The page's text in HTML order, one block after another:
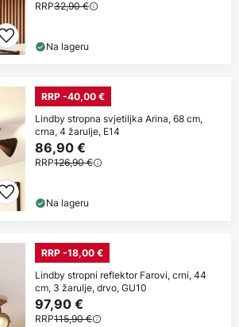
RRP32,90 €
Na lageru
RRP -40,00 €
Lindby stropna svjetiljka Arina, 68 cm,
crna, 4 žarulje, E14
86,90 €
RRP126,90 €
Na lageru
RRP -18,00 €
Lindby stropni reflektor Farovi, crni, 44
cm, 3 žarulje, drvo, GU10
97,90 €
RRP115,90 €